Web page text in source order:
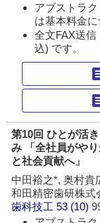
アブストラ
は基本料金に
全文FAX送
込) です。
第10回 ひとが活
み 「全社員がや
と社会貢献へ」
中田裕之*, 奥村貴
和田精密歯研株式
歯科技工 53 (10)